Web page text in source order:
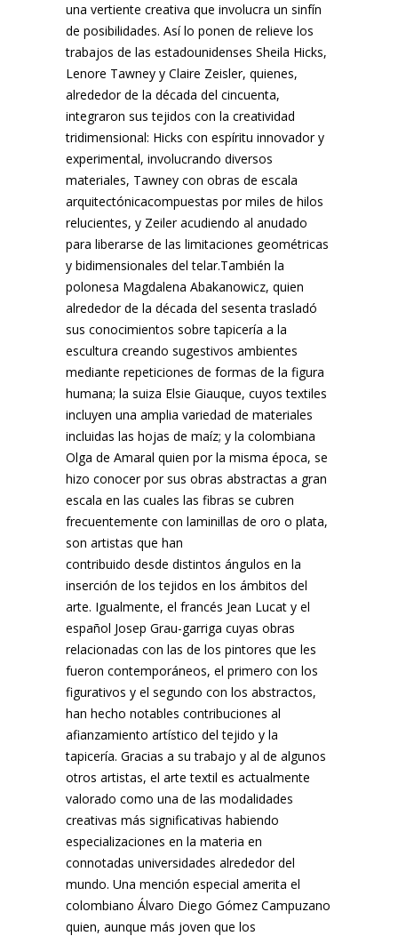
una vertiente creativa que involucra un sinfín
de posibilidades. Así lo ponen de relieve los
trabajos de las estadounidenses Sheila Hicks,
Lenore Tawney y Claire Zeisler, quienes,
alrededor de la década del cincuenta,
integraron sus tejidos con la creatividad
tridimensional: Hicks con espíritu innovador y
experimental, involucrando diversos
materiales, Tawney con obras de escala
arquitectónicacompuestas por miles de hilos
relucientes, y Zeiler acudiendo al anudado
para liberarse de las limitaciones geométricas
y bidimensionales del telar.También la
polonesa Magdalena Abakanowicz, quien
alrededor de la década del sesenta trasladó
sus conocimientos sobre tapicería a la
escultura creando sugestivos ambientes
mediante repeticiones de formas de la figura
humana; la suiza Elsie Giauque, cuyos textiles
incluyen una amplia variedad de materiales
incluidas las hojas de maíz; y la colombiana
Olga de Amaral quien por la misma época, se
hizo conocer por sus obras abstractas a gran
escala en las cuales las fibras se cubren
frecuentemente con laminillas de oro o plata,
son artistas que han
contribuido desde distintos ángulos en la
inserción de los tejidos en los ámbitos del
arte. Igualmente, el francés Jean Lucat y el
español Josep Grau-garriga cuyas obras
relacionadas con las de los pintores que les
fueron contemporáneos, el primero con los
figurativos y el segundo con los abstractos,
han hecho notables contribuciones al
afianzamiento artístico del tejido y la
tapicería. Gracias a su trabajo y al de algunos
otros artistas, el arte textil es actualmente
valorado como una de las modalidades
creativas más significativas habiendo
especializaciones en la materia en
connotadas universidades alrededor del
mundo. Una mención especial amerita el
colombiano Álvaro Diego Gómez Campuzano
quien, aunque más joven que los